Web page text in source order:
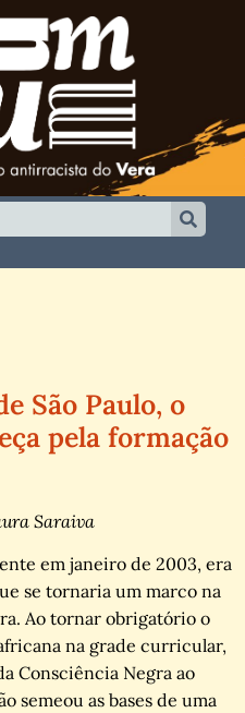
São Paulo, o
pela formação
Saraiva
em janeiro de 2003, era
se tornaria um marco na
Ao tornar obrigatório o
na grade curricular,
Consciência Negra ao
semeou as bases de uma